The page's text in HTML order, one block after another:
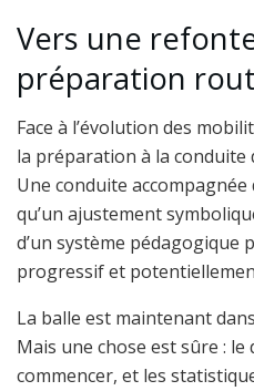
Vers une
préparation
Face à l’évolution des
la préparation à la
Une conduite
qu’un ajustement
d’un système pédagogique
progressif et
La balle est maintenant
Mais une chose est sûre :
commencer, et les